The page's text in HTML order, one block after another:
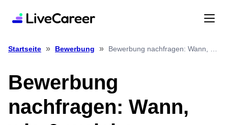
Startseite » Bewerbung »
Bewerbung
nachfragen: Wann,